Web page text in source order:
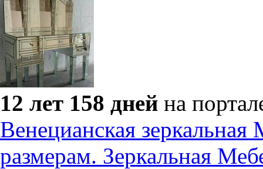
12 лет 158 дней на
Венецианская
размерам. Зеркальная